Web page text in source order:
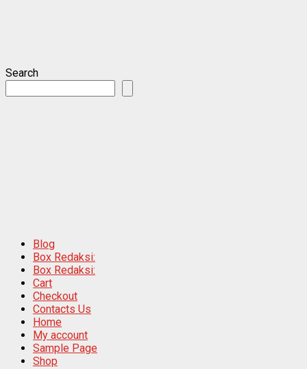
Search
Blog
Box Redaksi:
Box Redaksi:
Cart
Checkout
Contacts Us
Home
My account
Sample Page
Shop